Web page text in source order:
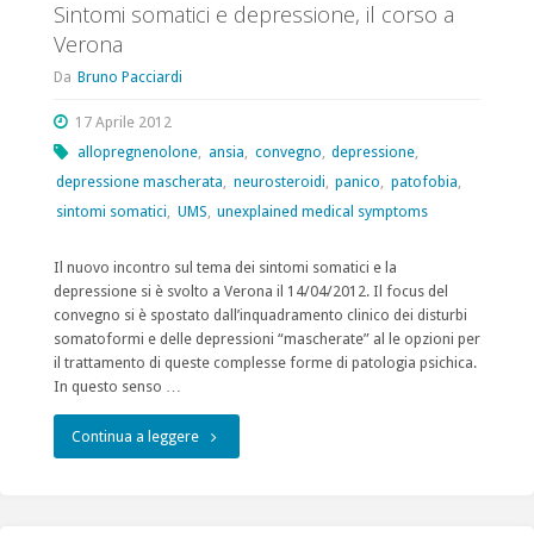
Sintomi somatici e depressione, il corso a
Verona
Da Bruno Pacciardi
17 Aprile 2012
allopregnenolone, ansia, convegno, depressione,
depressione mascherata, neurosteroidi, panico, patofobia,
sintomi somatici, UMS, unexplained medical symptoms
Il nuovo incontro sul tema dei sintomi somatici e la
depressione si è svolto a Verona il 14/04/2012. Il focus del
convegno si è spostato dall’inquadramento clinico dei disturbi
somatoformi e delle depressioni “mascherate” al le opzioni per
il trattamento di queste complesse forme di patologia psichica.
In questo senso …
Continua a leggere"Sintomi